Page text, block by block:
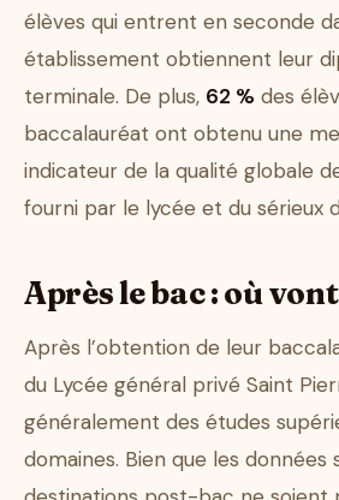
élèves qui entrent en seconde
établissement obtiennent leur
terminale. De plus, 62 % des
baccalauréat ont obtenu une
indicateur de la qualité globale
fourni par le lycée et du sérieux
Après le bac : où
Après l’obtention de leur
du Lycée général privé Saint
généralement des études
domaines. Bien que les données